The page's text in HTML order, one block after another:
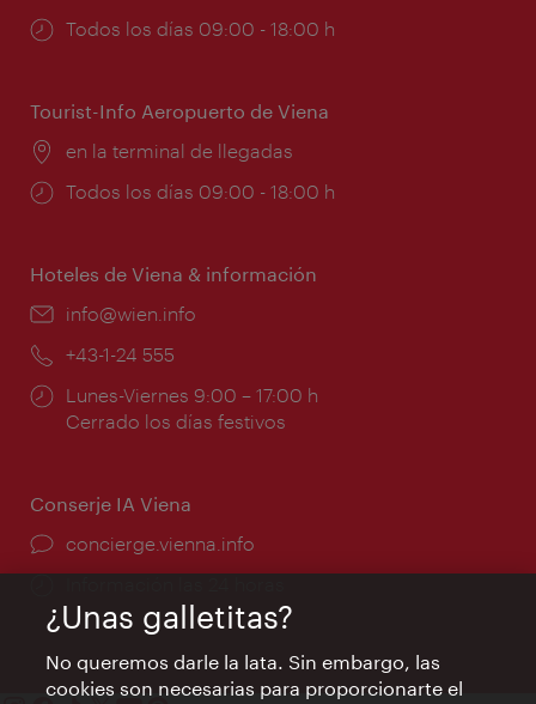
Horarios
Todos los días 09:00 - 18:00 h
Tourist-Info Aeropuerto de Viena
Lugar:
en la terminal de llegadas
Horarios
Todos los días 09:00 - 18:00 h
Hoteles de Viena & información
e-
info@wien.info
Teléfono:
+43-1-24 555
Horarios
de
Lunes-Viernes 9:00 – 17:00 h
Cerrado los días festivos
Conserje IA Viena
concierge.vienna.info
¿Unas galletitas?
No queremos darle la lata. Sin embargo, las
cookies son necesarias para proporcionarte el